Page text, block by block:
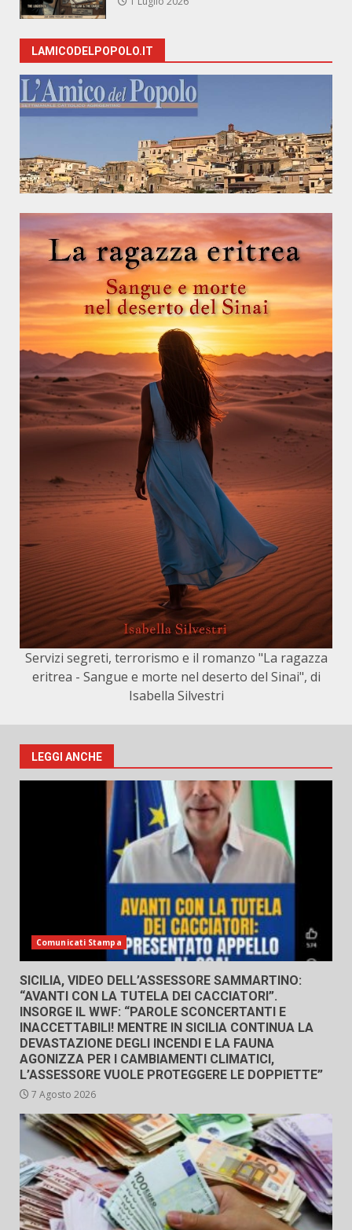
LAMICODELPOPOLO.IT
Servizi segreti, terrorismo e il romanzo "La ragazza
eritrea - Sangue e morte nel deserto del Sinai", di
Isabella Silvestri
LEGGI ANCHE
Comunicati Stampa
SICILIA, VIDEO DELL’ASSESSORE SAMMARTINO:
“AVANTI CON LA TUTELA DEI CACCIATORI”.
INSORGE IL WWF: “PAROLE SCONCERTANTI E
INACCETTABILI! MENTRE IN SICILIA CONTINUA LA
DEVASTAZIONE DEGLI INCENDI E LA FAUNA
AGONIZZA PER I CAMBIAMENTI CLIMATICI,
L’ASSESSORE VUOLE PROTEGGERE LE DOPPIETTE”
7 Agosto 2026